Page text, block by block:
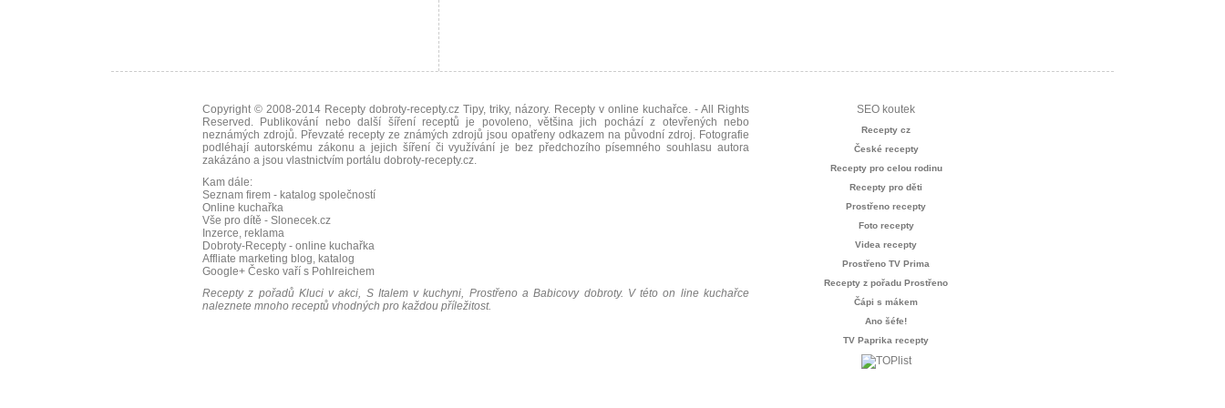
Copyright © 2008-2014 Recepty dobroty-recepty.cz Tipy, triky, názory. Recepty v online kuchařce. - All Rights
Reserved. Publikování nebo další šíření receptů je povoleno, většina jich pochází z otevřených nebo
neznámých zdrojů. Převzaté recepty ze známých zdrojů jsou opatřeny odkazem na původní zdroj. Fotografie
podléhají autorskému zákonu a jejich šíření či využívání je bez předchozího písemného souhlasu autora
zakázáno a jsou vlastnictvím portálu dobroty-recepty.cz.
Kam dále:
Seznam firem - katalog společností
Online kuchařka
Vše pro dítě - Slonecek.cz
Inzerce, reklama
Dobroty-Recepty - online kuchařka
Affliate marketing blog, katalog
Google+ Česko vaří s Pohlreichem
Recepty z pořadů Kluci v akci, S Italem v kuchyni, Prostřeno a Babicovy dobroty. V této on line kuchařce
naleznete mnoho receptů vhodných pro každou příležitost.
SEO koutek
Recepty cz
České recepty
Recepty pro celou rodinu
Recepty pro děti
Prostřeno recepty
Foto recepty
Videa recepty
Prostřeno TV Prima
Recepty z pořadu Prostřeno
Čápi s mákem
Ano šéfe!
TV Paprika recepty